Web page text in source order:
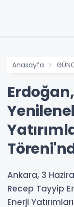
Anasayfa
Erdoğan,
Ankara, 3
Recep Tayyip
Enerji